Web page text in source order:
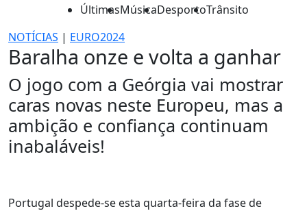
ÚltimasMúsicaDesportoTrânsito
NOTÍCIAS | EURO2024
Baralha onze e volta a ganhar
O jogo com a Geórgia vai mostrar
caras novas neste Europeu, mas a
ambição e confiança continuam
inabaláveis!
Portugal despede-se esta quarta-feira da fase de